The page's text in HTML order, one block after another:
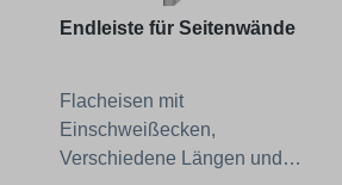
Endleiste für Seitenwände
Flacheisen mit
Einschweißecken,
Verschiedene Längen und